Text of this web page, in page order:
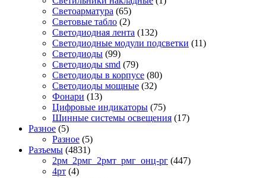
Светоарматура (65)
Световые табло (2)
Светодиодная лента (132)
Светодиодные модули подсветки (11)
Светодиоды (99)
Светодиоды smd (79)
Светодиоды в корпусе (80)
Светодиоды мощные (32)
Фонари (13)
Цифровые индикаторы (75)
Шинные системы освещения (17)
Разное (5)
Разное (5)
Разъемы (4831)
2рм_2рмг_2рмт_рмг_онц-рг (447)
4рт (4)